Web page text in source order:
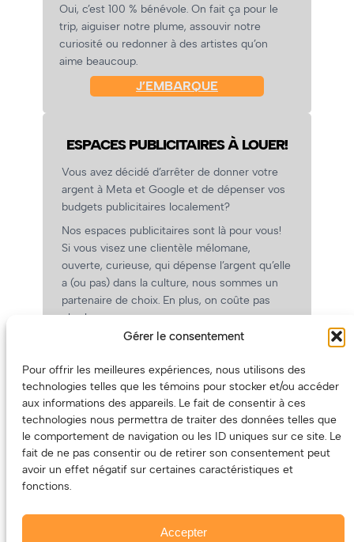
Gérer le consentement
Pour offrir les meilleures expériences, nous utilisons des
technologies telles que les témoins pour stocker et/ou accéder
aux informations des appareils. Le fait de consentir à ces
technologies nous permettra de traiter des données telles que
le comportement de navigation ou les ID uniques sur ce site. Le
fait de ne pas consentir ou de retirer son consentement peut
avoir un effet négatif sur certaines caractéristiques et
fonctions.
Accepter
Oui, c’est 100 % bénévole. On fait ça pour le
trip, aiguiser notre plume, assouvir notre
curiosité ou redonner à des artistes qu’on
aime beaucoup.
J’EMBARQUE
ESPACES PUBLICITAIRES À LOUER!
Vous avez décidé d’arrêter de donner votre
argent à Meta et Google et de dépenser vos
budgets publicitaires localement?
Nos espaces publicitaires sont là pour vous!
Si vous visez une clientèle mélomane,
ouverte, curieuse, qui dépense l’argent qu’elle
a (ou pas) dans la culture, nous sommes un
partenaire de choix. En plus, on coûte pas
cher!
On prépare une grille tarifaire intéressante et
(Oui, on va avoir des tarifs spéciaux pour
vous, les artistes!)